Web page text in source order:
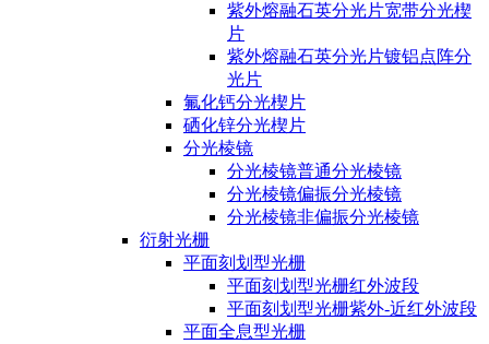
紫外熔融石英分光片宽带分光楔
片
紫外熔融石英分光片镀铝点阵分
光片
氟化钙分光楔片
硒化锌分光楔片
分光棱镜
分光棱镜普通分光棱镜
分光棱镜偏振分光棱镜
分光棱镜非偏振分光棱镜
衍射光栅
平面刻划型光栅
平面刻划型光栅红外波段
平面刻划型光栅紫外-近红外波段
平面全息型光栅